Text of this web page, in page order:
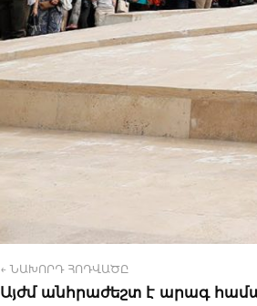
← ՆԱԽՈՐԴ ՀՈԴՎԱԾԸ
Այժմ անհրաժեշտ է արագ